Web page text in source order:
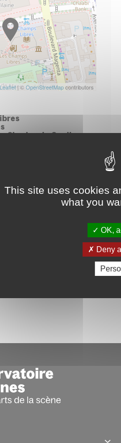
Leaflet| ©OpenStreetMapcontributors
Charles de Gaulle
Site Hoche
This site uses cookies
what you
OK,
Deny